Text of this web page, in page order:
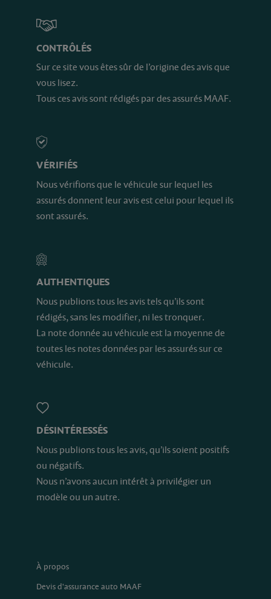
CONTRÔLÉS
Sur ce site vous êtes sûr de l’origine des avis que
vous lisez.
Tous ces avis sont rédigés par des assurés MAAF.
VÉRIFIÉS
Nous vérifions que le véhicule sur lequel les
assurés donnent leur avis est celui pour lequel ils
sont assurés.
AUTHENTIQUES
Nous publions tous les avis tels qu’ils sont
rédigés, sans les modifier, ni les tronquer.
La note donnée au véhicule est la moyenne de
toutes les notes données par les assurés sur ce
véhicule.
DÉSINTÉRESSÉS
Nous publions tous les avis, qu’ils soient positifs
ou négatifs.
Nous n’avons aucun intérêt à privilégier un
modèle ou un autre.
À propos
Devis d'assurance auto MAAF